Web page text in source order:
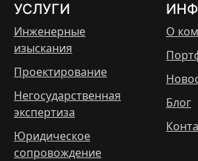
УСЛУГИ
Инженерные
изыскания
Проектирование
Негосударственная
экспертиза
Юридическое
сопровождение
О
Блог